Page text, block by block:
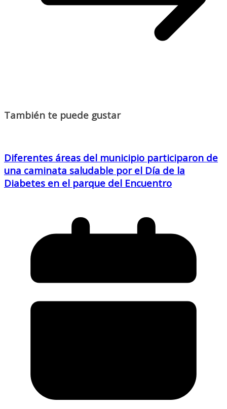
También te puede gustar
Diferentes áreas del municipio participaron de
una caminata saludable por el Día de la
Diabetes en el parque del Encuentro